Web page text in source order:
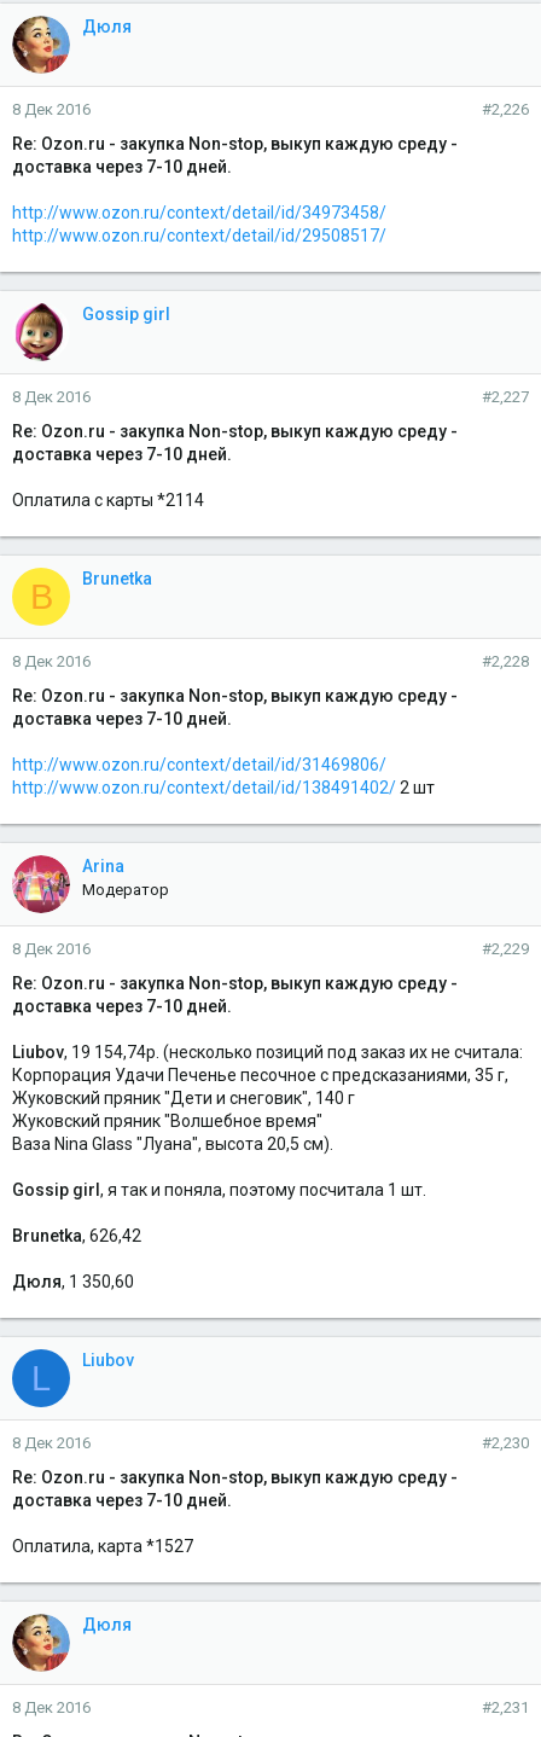
Дюля
8 Дек 2016 #2,226
Re: Ozon.ru - закупка Non-stop, выкуп каждую среду -
доставка через 7-10 дней.
http://www.ozon.ru/context/detail/id/34973458/
http://www.ozon.ru/context/detail/id/29508517/
Gossip girl
8 Дек 2016 #2,227
Re: Ozon.ru - закупка Non-stop, выкуп каждую среду -
доставка через 7-10 дней.
Оплатила с карты *2114
B Brunetka
8 Дек 2016 #2,228
Re: Ozon.ru - закупка Non-stop, выкуп каждую среду -
доставка через 7-10 дней.
http://www.ozon.ru/context/detail/id/31469806/
http://www.ozon.ru/context/detail/id/138491402/2 шт
Arina
Модератор
8 Дек 2016 #2,229
Re: Ozon.ru - закупка Non-stop, выкуп каждую среду -
доставка через 7-10 дней.
Liubov, 19 154,74р. (несколько позиций под заказ их не считала:
Корпорация Удачи Печенье песочное с предсказаниями, 35 г,
Жуковский пряник "Дети и снеговик", 140 г
Жуковский пряник "Волшебное время"
Ваза Nina Glass "Луана", высота 20,5 см).
Gossip girl , я так и поняла, поэтому посчитала 1 шт.
Brunetka, 626,42
Дюля, 1 350,60
L Liubov
8 Дек 2016 #2,230
Re: Ozon.ru - закупка Non-stop, выкуп каждую среду -
доставка через 7-10 дней.
Оплатила, карта *1527
Дюля
8 Дек 2016 #2,231